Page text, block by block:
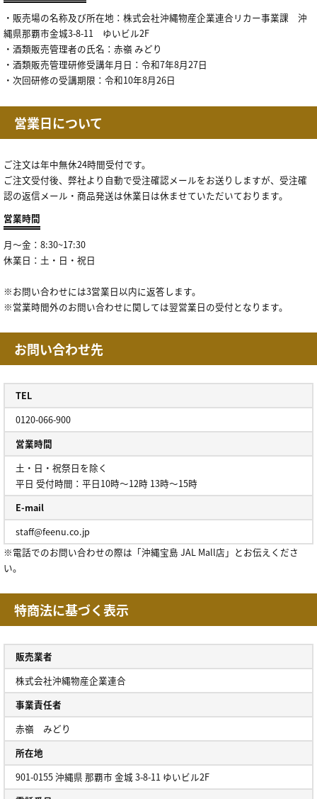
・販売場の名称及び所在地：株式会社沖縄物産企業連合リカー事業課 沖
縄県那覇市金城3-8-11 ゆいビル2F
・酒類販売管理者の氏名：赤嶺 みどり
・酒類販売管理研修受講年月日：令和7年8月27日
・次回研修の受講期限：令和10年8月26日
営業日について
ご注文は年中無休24時間受付です。
ご注文受付後、弊社より自動で受注確認メールをお送りしますが、受注確
認の返信メール・商品発送は休業日は休ませていただいております。
営業時間
月～金：8:30~17:30
休業日：土・日・祝日
※お問い合わせには3営業日以内に返答します。
※営業時間外のお問い合わせに関しては翌営業日の受付となります。
お問い合わせ先
TEL
0120-066-900
営業時間
土・日・祝祭日を除く
平日 受付時間：平日10時～12時 13時～15時
E-mail
staff@feenu.co.jp
※電話でのお問い合わせの際は「沖縄宝島 JAL Mall店」とお伝えくださ
い。
特商法に基づく表示
販売業者
株式会社沖縄物産企業連合
事業責任者
赤嶺 みどり
所在地
901-0155 沖縄県 那覇市 金城 3-8-11 ゆいビル2F